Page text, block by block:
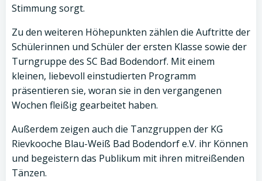
Stimmung sorgt.
Zu den weiteren Höhepunkten zählen die Auftritte der
Schülerinnen und Schüler der ersten Klasse sowie der
Turngruppe des SC Bad Bodendorf. Mit einem
kleinen, liebevoll einstudierten Programm
präsentieren sie, woran sie in den vergangenen
Wochen fleißig gearbeitet haben.
Außerdem zeigen auch die Tanzgruppen der KG
Rievkooche Blau-Weiß Bad Bodendorf e.V. ihr Können
und begeistern das Publikum mit ihren mitreißenden
Tänzen.